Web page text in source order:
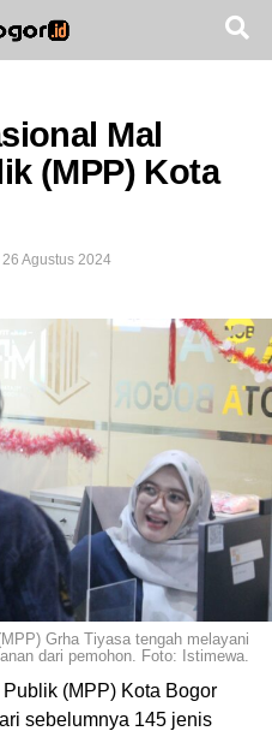
Mal
(MPP) Kota
26 Agustus 2024
Grha Tiyasa tengah melayani
dari pemohon. Foto: Istimewa.
(MPP) Kota Bogor
sebelumnya 145 jenis
version